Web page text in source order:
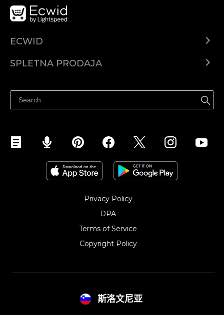
ECWID
SPLETNA PRODAJA
Prodaja na Instagramu
Privacy Policy
DPA
Terms of Service
Copyright Policy‎
斯洛文尼亚